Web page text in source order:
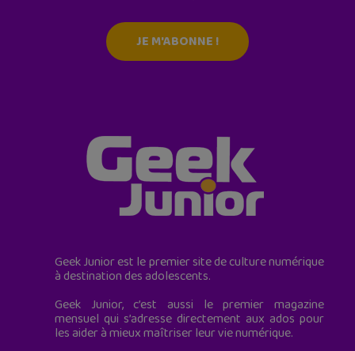
JE M'ABONNE !
Geek Junior est le premier site de culture numérique
à destination des adolescents.
Geek Junior, c’est aussi le premier magazine
mensuel qui s’adresse directement aux ados pour
les aider à mieux maîtriser leur vie numérique.